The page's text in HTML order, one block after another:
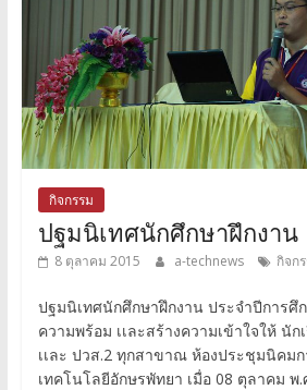
กิจกรรม
ปฐมนิเทศนักศึกษาฝึกงาน
8 ตุลาคม 2015 a-technews กิจก
ปฐมนิเทศนักศึกษาฝึกงาน ประจำปีการศึ
ความพร้อม เเละสร้างความเข้าใจให้ นั
เเละ ปวส.2 ทุกสาขาณ ห้องประชุมนิคม
เทคโนโลยีอักษรพัทยา เมื่อ 08 ตุลาคม พ.